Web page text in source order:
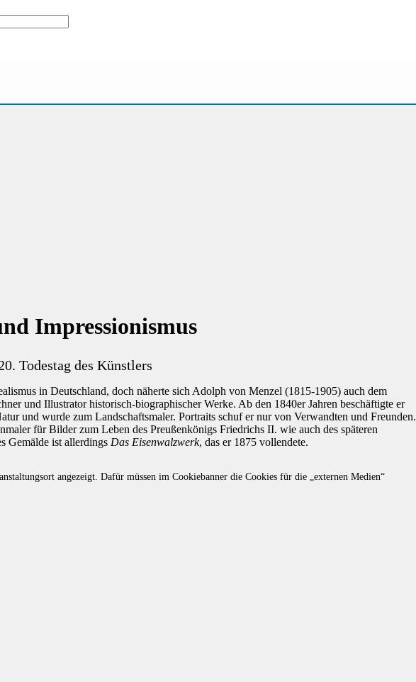
Impressionismus
Todestag des Künstlers
in Deutschland, doch näherte sich Adolph von Menzel (1815-1905) auch dem
und Illustrator historisch-biographischer Werke. Ab den 1840er Jahren beschäftigte er
und wurde zum Landschaftsmaler. Portraits schuf er nur von Verwandten und Freunden.
für Bilder zum Leben des Preußenkönigs Friedrichs II. wie auch des späteren
Gemälde ist allerdings Das Eisenwalzwerk, das er 1875 vollendete.
angezeigt. Dafür müssen im Cookiebanner die Cookies für die „externen Medien“